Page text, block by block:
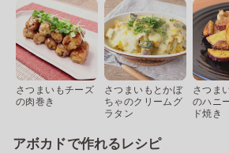
さつまいもチーズ
の肉巻き
さつまいもとかぼ
ちゃのクリームグ
ラタン
さつま
のハニ
ド焼き
アボカドで作れるレシピ